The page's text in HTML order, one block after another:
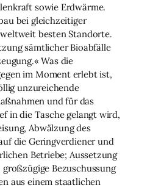
sowie Erdwärme.
bei gleichzeitiger
besten Standorte.
sämtlicher Bioabfälle
Was die
im Moment erlebt ist,
unzureichende
und für das
in die Tasche gelangt wird,
Abwälzung des
die Geringverdiener und
Betriebe; Aussetzung
großzügige Bezuschussung
aus einem staatlichen